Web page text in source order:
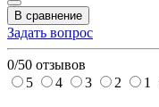
В сравнение
Задать вопрос
0/50 отзывов
5
4 3 2 1